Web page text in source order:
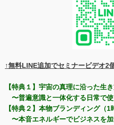
↑無料LINE追加でセミナービデオ2
【特典１】宇宙の真理に沿った生
〜普遍意識と一体化する日常で
【特典２】本物ブランディング（1
〜本音エネルギーでビジネスを